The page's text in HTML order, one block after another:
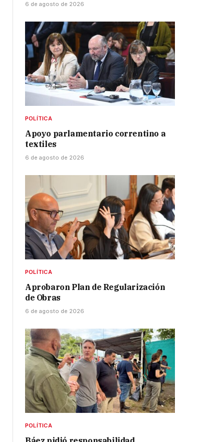
6 de agosto de 2026
POLÍTICA
Apoyo parlamentario correntino a
textiles
6 de agosto de 2026
POLÍTICA
Aprobaron Plan de Regularización
de Obras
6 de agosto de 2026
POLÍTICA